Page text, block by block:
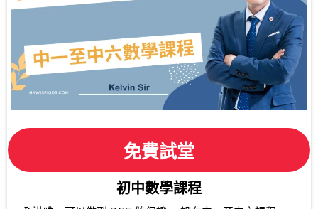
免費試堂
初中數學課程